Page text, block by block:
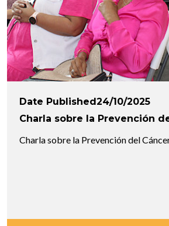
Date Published24/10/2025
Charla sobre la Prevención
Charla sobre la Prevención del